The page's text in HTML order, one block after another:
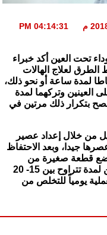
تحت العين أكد خبراء
لعلاج الهالات
لمدة ساعة أو نحو ذلك،
العينين وتركهما لمدة
بتكرار ذلك مرتين في
من خلال إعداد عصير
جيدا، وبعد الاحتفاظ
وضع قطعة صغيرة من
القطن في العصير ثم وضعها أسفل العينين لمدة تتراوح بين 15- 20
يومياً للتخلص من